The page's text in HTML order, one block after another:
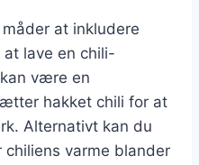
at inkludere
lave en chili-
være en
hakket chili for at
Alternativt kan du
chiliens varme blander